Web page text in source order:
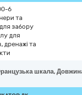
6
та
забору
для
дренажі та
шкала,